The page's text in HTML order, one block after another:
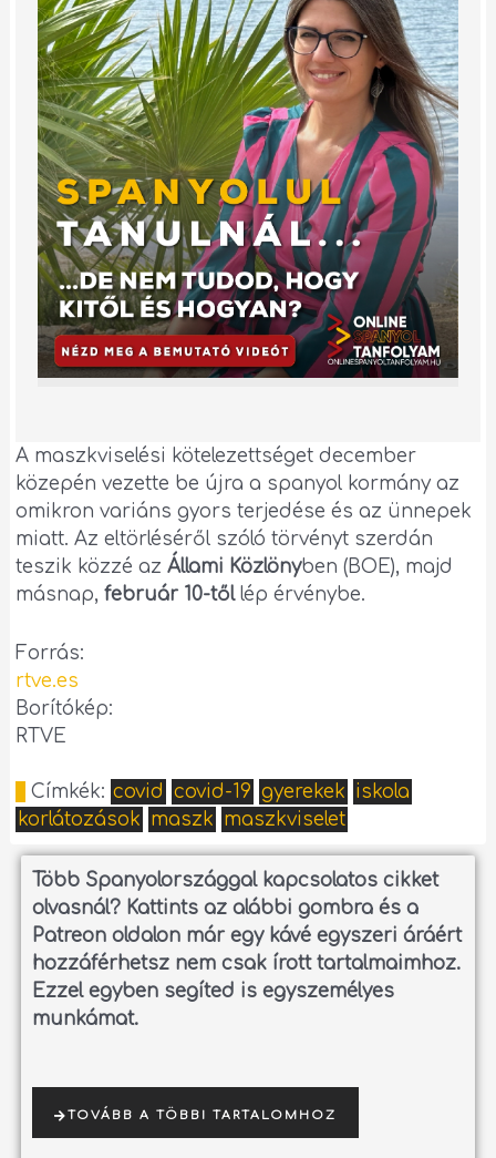
A maszkviselési kötelezettséget december
közepén vezette be újra a spanyol kormány az
omikron variáns gyors terjedése és az ünnepek
miatt. Az eltörléséről szóló törvényt szerdán
teszik közzé azÁllami Közlönyben (BOE), majd
másnap,február 10-tőllép érvénybe.
Forrás:
rtve.es
Borítókép:
RTVE
Címkék: covid covid-19 gyerekek iskola
korlátozások maszk maszkviselet
Több Spanyolországgal kapcsolatos cikket
olvasnál? Kattints az alábbi gombra és a
Patreon oldalon már egy kávé egyszeri áráért
hozzáférhetsz nem csak írott tartalmaimhoz.
Ezzel egyben segíted is egyszemélyes
munkámat.
TOVÁBB A TÖBBI TARTALOMHOZ